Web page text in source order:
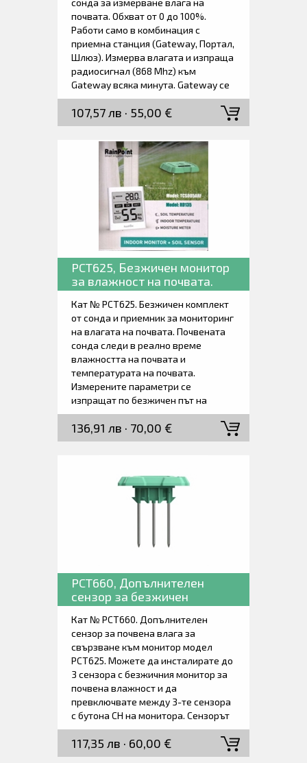
сонда за измерване влага на
почвата. Обхват от 0 до 100%.
Работи само в комбинация с
приемна станция (Gateway, Портал,
Шлюз). Измерва влагата и изпраща
радиосигнал (868 Mhz) към
Gateway всяка минута. Gateway се
грижи да предостави данните във
вашата WiFi мрежа. Един Gateway
може да наблюдава едновременно
до 8 сонди за почвена влага.
107,57 лв · 55,00 €
PCT625, Безжичен монитор
за влажност на почвата.
Кат № PCT625. Безжичен комплект
от сонда и приемник за мониторинг
на влагата на почвата. Почвената
сонда следи в реално време
влажността на почвата и
температурата на почвата.
Измерените параметри се
изпращат по безжичен път на
приемна станция с дисплей. Един
приемник може да сес свърже с
общо 3 сонди. Сондите могат да
закрито. Максималният обхват на
предаване между сондите и
ръководство за работа.
136,91 лв · 70,00 €
PCT660, Допълнителен
сензор за безжичен
монитор за почвена
влажност.
Кат № PCT660. Допълнителен
сензор за почвена влага за
свързване към монитор модел
PCT625. Можете да инсталирате до
3 сензора с безжичния монитор за
почвена влажност и да
превключвате между 3-те сензора
с бутона CH на монитора. Сензорът
измерва процента на почвена
влажност и температурата на
почвата. Можете да използвате
117,35 лв · 60,00 €